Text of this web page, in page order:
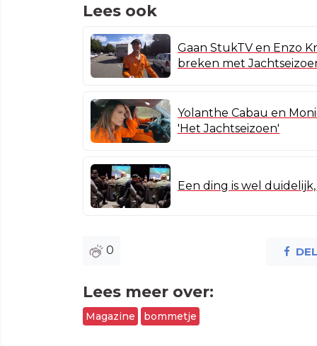
Lees ook
Gaan StukTV en Enzo
breken met
Yolanthe Cabau en
'Het Jachtseizoen'
Een ding is wel
0
Lees meer over:
Magazine bommetje